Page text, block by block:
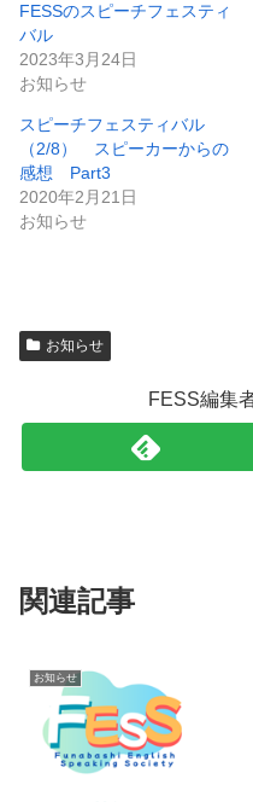
FESSのスピーチフェスティ
バル
2023年3月24日
お知らせ
スピーチフェスティバル
（2/8） スピーカーからの
感想 Part3
2020年2月21日
お知らせ
お知らせ
FESS編集
関連記事
お知らせ